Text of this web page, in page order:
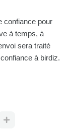
confiance pour
à temps, à
sera traité
à birdiz.